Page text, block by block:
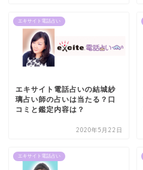
エキサイト電話占い
エキサイト電話占いの結城紗
璃占い師の占いは当たる？口
コミと鑑定内容は？
2020年5月22日
エキサイト電話占い